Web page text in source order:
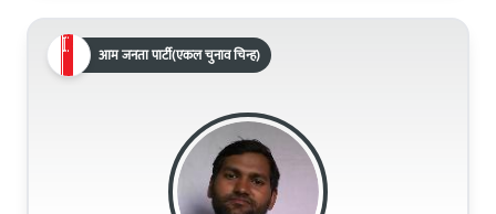
आम जनता पार्टी(एकल चुनाव चिन्ह)